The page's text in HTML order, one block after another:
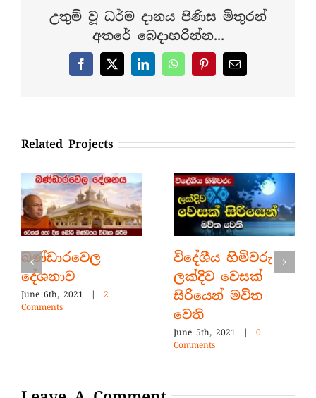
උතුම් වූ ධර්ම දානය පිණිස මිතුරන්
අතරේ බෙදාහරින්න...
Facebook
X LinkedInWhatsAppPinterestEmail
Related Projects
බණ්ඩාරවෙල
දේශනාව
June 6th, 2021 |
2
Comments
විදේශීය හිමිවරු
ලක්දිව වෙසක්
සිරියෙන් මවිත
වෙති
June 5th, 2021 |
0
Comments